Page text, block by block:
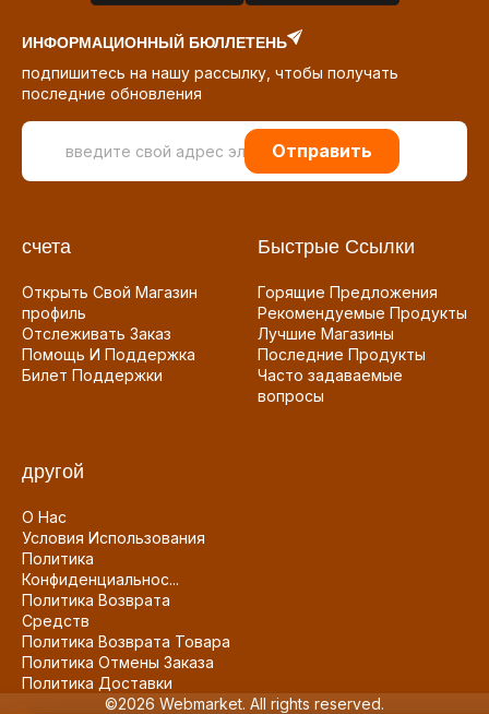
ИНФОРМАЦИОННЫЙ БЮЛЛЕТЕНЬ
подпишитесь на нашу рассылку, чтобы получать
последние обновления
Отправить
счета
Открыть Свой Магазин
профиль
Отслеживать Заказ
Помощь И Поддержка
Билет Поддержки
Быстрые Ссылки
Горящие Предложения
Рекомендуемые Продукты
Лучшие Магазины
Последние Продукты
Часто задаваемые
вопросы
другой
О Нас
Условия Использования
Политика
Конфиденциальнос...
Политика Возврата
Средств
Политика Возврата Товара
Политика Отмены Заказа
Политика Доставки
©2026 Webmarket. All rights reserved.